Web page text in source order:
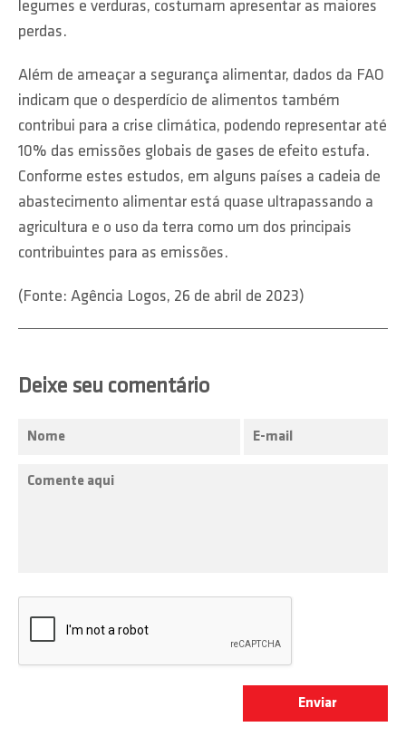
legumes e verduras, costumam apresentar as maiores
perdas.
Além de ameaçar a segurança alimentar, dados da FAO
indicam que o desperdício de alimentos também
contribui para a crise climática, podendo representar até
10% das emissões globais de gases de efeito estufa.
Conforme estes estudos, em alguns países a cadeia de
abastecimento alimentar está quase ultrapassando a
agricultura e o uso da terra como um dos principais
contribuintes para as emissões.
(Fonte: Agência Logos, 26 de abril de 2023)
Deixe seu comentário